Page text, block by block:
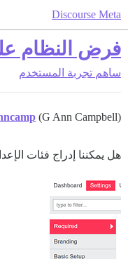
Discourse Meta
فرض النظام
ساهم تجربة المستخدم
(G Ann Campbell)
هل يمكننا إدراج فئات